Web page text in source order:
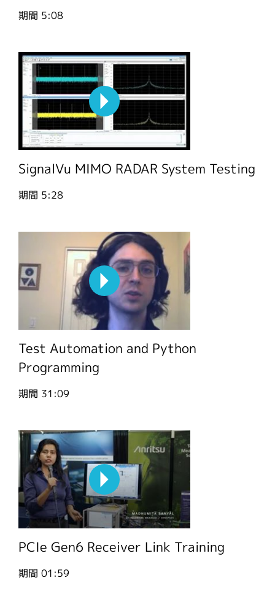
期間 5:08
SignalVu MIMO RADAR System Testing
期間 5:28
Test Automation and Python
Programming
期間 31:09
PCIe Gen6 Receiver Link Training
期間 01:59